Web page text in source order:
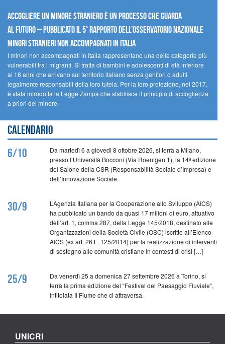
Accogliere un minore straniero è un processo che guarda
al futuro – Pubblicato il 5° rapporto dell’Osservatorio Nazionale
Minori Stranieri Non Accompagnati in Italia
I minori non accompagnati in Italia rappresentano una delle categorie più
vulnerabili tra i migranti. Si tratta di bambini e adolescenti di età inferiore
ai 18 anni che arrivano sul territorio italiano senza genitori o adulti
legalmente responsabili della loro tutela. Per la loro protezione, nel 2017,
è stata introdotta la Legge Zampa che stabilisce il principio di accoglienza
a priori del minore.
Calendario
6/10
Da martedì 6 a giovedì 8 ottobre 2026, si terrà a Milano,
presso l’Università Bocconi (Via Roentgen 1), la 14ª edizione
del Salone della CSR (Responsabilità Sociale d’Impresa) e
dell’Innovazione Sociale.
30/9
L’Agenzia Italiana per la Cooperazione allo Sviluppo (AICS)
ha pubblicato un bando da quasi 17 milioni di euro, attuativo
dell’art. 1, comma 287, della Legge 145/2018, destinato alle
Organizzazioni della Società Civile (OSC) iscritte all’Elenco
AICS (ex art. 26 L. 125/2014) per la realizzazione di interventi
di sostegno alle comunità cristiane in contesti di crisi […]
25/9
Da venerdì 25 a domenica 27 settembre 2026 a Torino, si
terrà la prima edizione del “Festival del Paesaggio Fluviale”,
intitolata Il Fiume che ci attraversa.
UNICRI